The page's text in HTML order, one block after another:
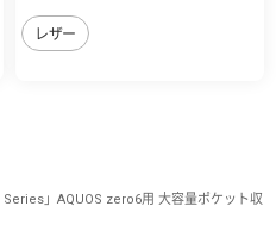
レザー
Series」AQUOS zero6用 大容量ポケット収